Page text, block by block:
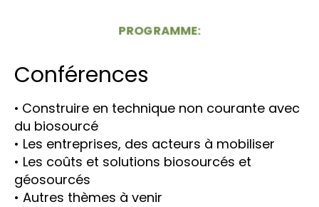
PROGRAMME:
Conférences
• Construire en technique non courante avec
du biosourcé
• Les entreprises, des acteurs à mobiliser
• Les coûts et solutions biosourcés et
géosourcés
• Autres thèmes à venir